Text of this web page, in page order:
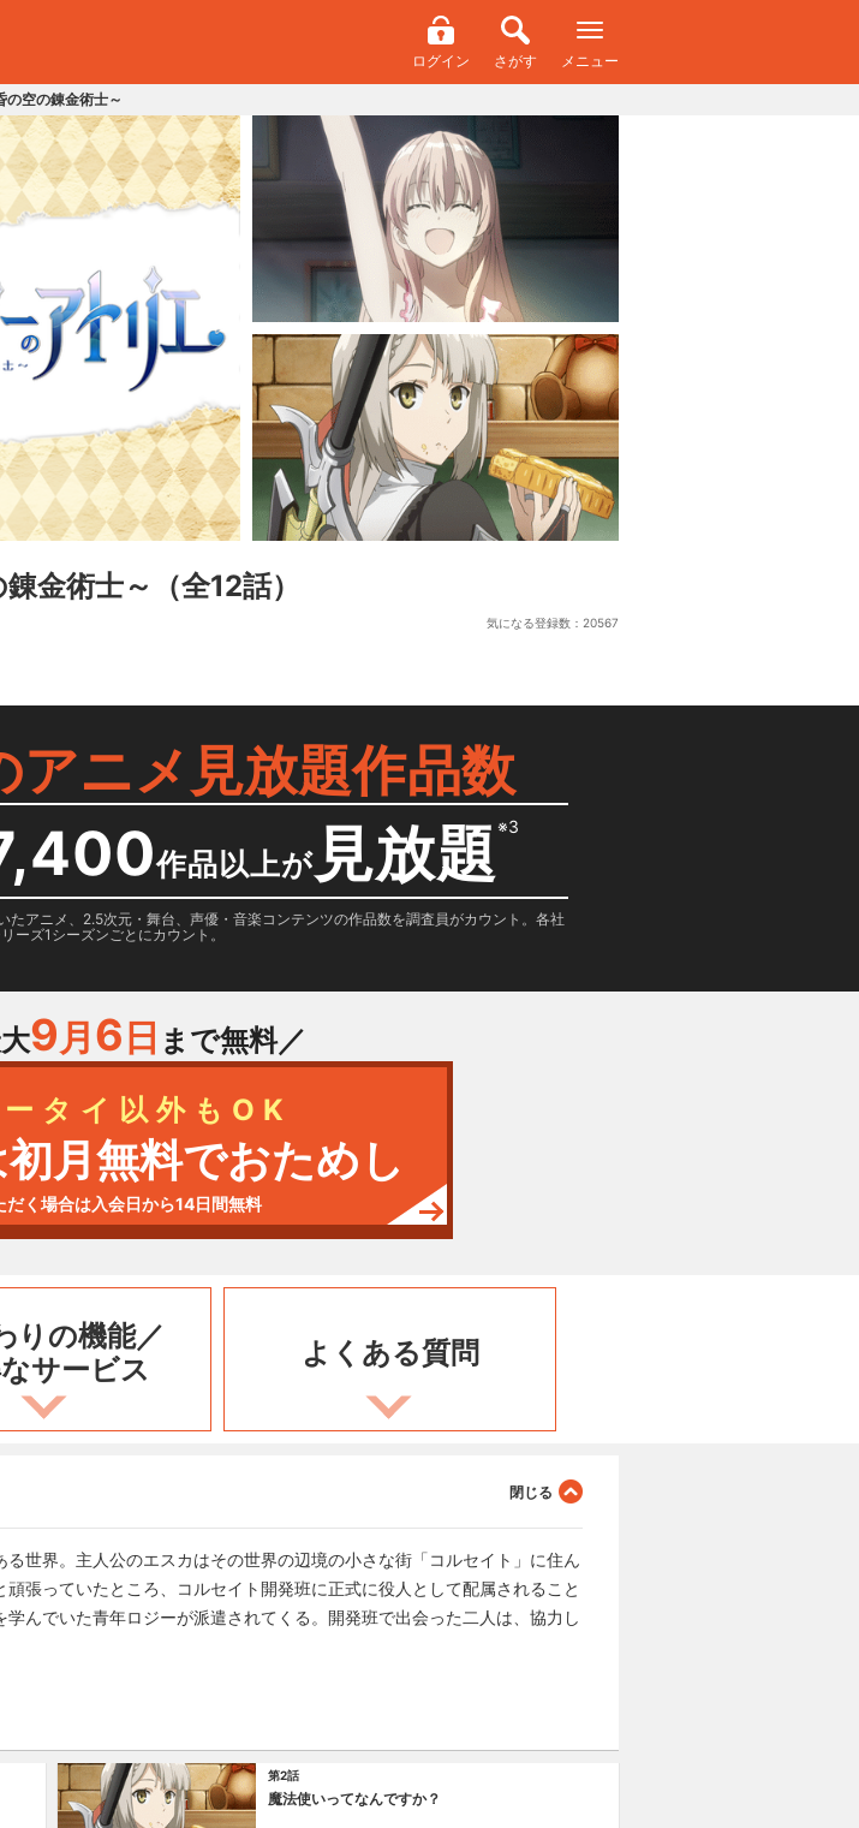
ログイン さがす メニュー
の空の錬金術士～
金術士～ （全12話）
気になる登録数： 20567
アニメ見放題作品数
作品以上が 見放題※3
アニメ、2.5次元・舞台、声優・音楽コンテンツの作品数を調査員がカウント。各社
ーズ1シーズンごとにカウント。
9月 6 日 まで無料／
タイ以外もOK
月無料でおためし
く場合は入会日から14日間無料
りの機能／
サービス
よくある質問
世界。主人公のエスカはその世界の辺境の小さな街「コルセイト」に住ん
張っていたところ、コルセイト開発班に正式に役人として配属されること
んでいた青年ロジーが派遣されてくる。開発班で出会った二人は、協力し
第2話
魔法使いってなんですか？